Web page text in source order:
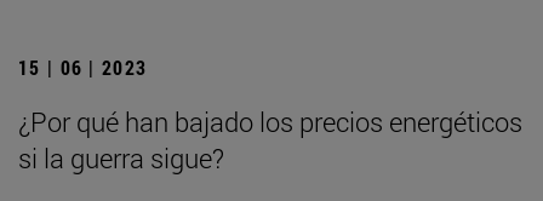
15 | 06 | 2023
¿Por qué han bajado los precios energéticos
si la guerra sigue?